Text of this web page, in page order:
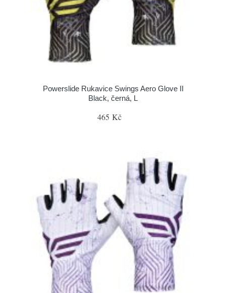
Powerslide Rukavice Swings Aero Glove II
Black, černá, L
465 Kč